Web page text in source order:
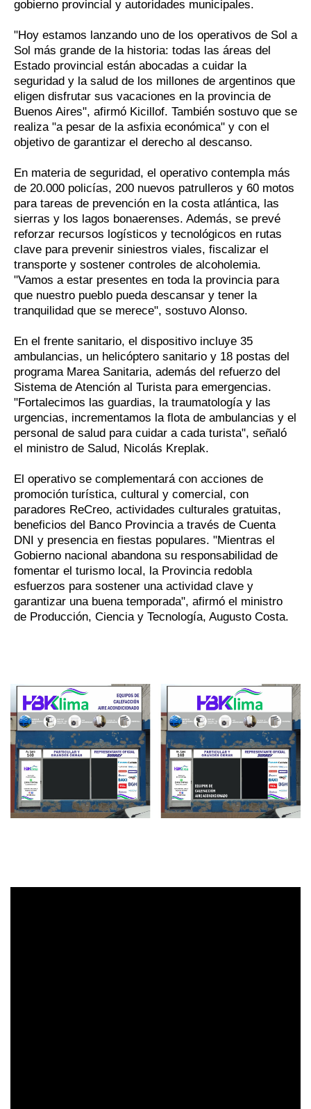
gobierno provincial y autoridades municipales.
"Hoy estamos lanzando uno de los operativos de Sol a
Sol más grande de la historia: todas las áreas del
Estado provincial están abocadas a cuidar la
seguridad y la salud de los millones de argentinos que
eligen disfrutar sus vacaciones en la provincia de
Buenos Aires", afirmó Kicillof. También sostuvo que se
realiza "a pesar de la asfixia económica" y con el
objetivo de garantizar el derecho al descanso.
En materia de seguridad, el operativo contempla más
de 20.000 policías, 200 nuevos patrulleros y 60 motos
para tareas de prevención en la costa atlántica, las
sierras y los lagos bonaerenses. Además, se prevé
reforzar recursos logísticos y tecnológicos en rutas
clave para prevenir siniestros viales, fiscalizar el
transporte y sostener controles de alcoholemia.
"Vamos a estar presentes en toda la provincia para
que nuestro pueblo pueda descansar y tener la
tranquilidad que se merece", sostuvo Alonso.
En el frente sanitario, el dispositivo incluye 35
ambulancias, un helicóptero sanitario y 18 postas del
programa Marea Sanitaria, además del refuerzo del
Sistema de Atención al Turista para emergencias.
"Fortalecimos las guardias, la traumatología y las
urgencias, incrementamos la flota de ambulancias y el
personal de salud para cuidar a cada turista", señaló
el ministro de Salud, Nicolás Kreplak.
El operativo se complementará con acciones de
promoción turística, cultural y comercial, con
paradores ReCreo, actividades culturales gratuitas,
beneficios del Banco Provincia a través de Cuenta
DNI y presencia en fiestas populares. "Mientras el
Gobierno nacional abandona su responsabilidad de
fomentar el turismo local, la Provincia redobla
esfuerzos para sostener una actividad clave y
garantizar una buena temporada", afirmó el ministro
de Producción, Ciencia y Tecnología, Augusto Costa.